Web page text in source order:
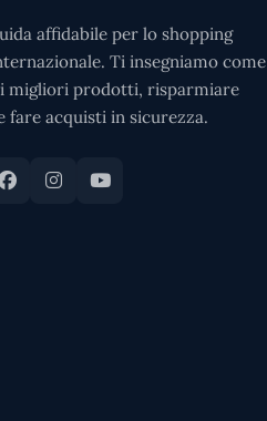
affidabile per lo shopping
Ti insegniamo come
migliori prodotti, risparmiare
fare acquisti in sicurezza.